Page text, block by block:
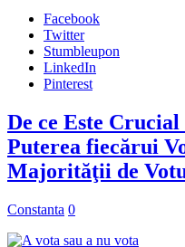
Facebook
Twitter
Stumbleupon
LinkedIn
Pinterest
De ce Este
Puterea fiecărui
Majorităţii de
Constanta 0